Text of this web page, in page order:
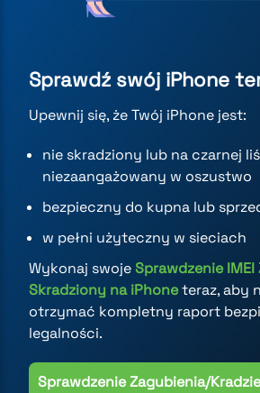
Sprawdź swój iPhone
Upewnij się, że Twój iPhone jest:
nie skradziony lub na czarnej
niezaangażowany w oszustwo
bezpieczny do kupna lub
w pełni użyteczny w sieciach
Wykonaj swojeSprawdzenie
Skradziony na iPhoneteraz, aby
otrzymać kompletny raport
legalności.
Sprawdzenie Zagubienia/